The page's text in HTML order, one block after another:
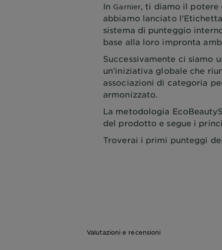
In Garnier, ti diamo il potere
abbiamo lanciato
sistema di punteggio
base alla loro impronta
Successivamente ci siamo
un'iniziativa globale che
associazioni di categoria
armonizzato.
La metodologia
del prodotto e segue i
Troverai i primi punteggi
Valutazioni e recensioni